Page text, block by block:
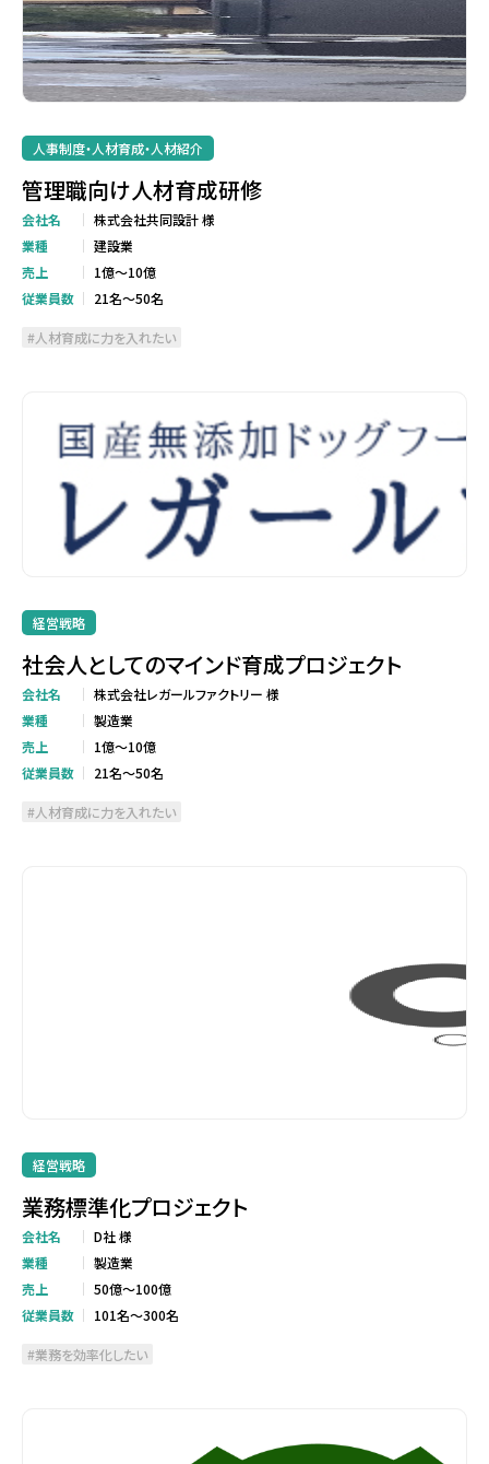
人事制度・人材育成・人材紹介
管理職向け人材育成研修
会社名
株式会社共同設計 様
業種
建設業
売上
1億～10億
従業員数
21名～50名
人材育成に力を入れたい
経営戦略
社会人としてのマインド育成プロジェクト
会社名
株式会社レガールファクトリー 様
業種
製造業
売上
1億～10億
従業員数
21名～50名
人材育成に力を入れたい
経営戦略
業務標準化プロジェクト
会社名
D社 様
業種
製造業
売上
50億～100億
従業員数
101名～300名
業務を効率化したい